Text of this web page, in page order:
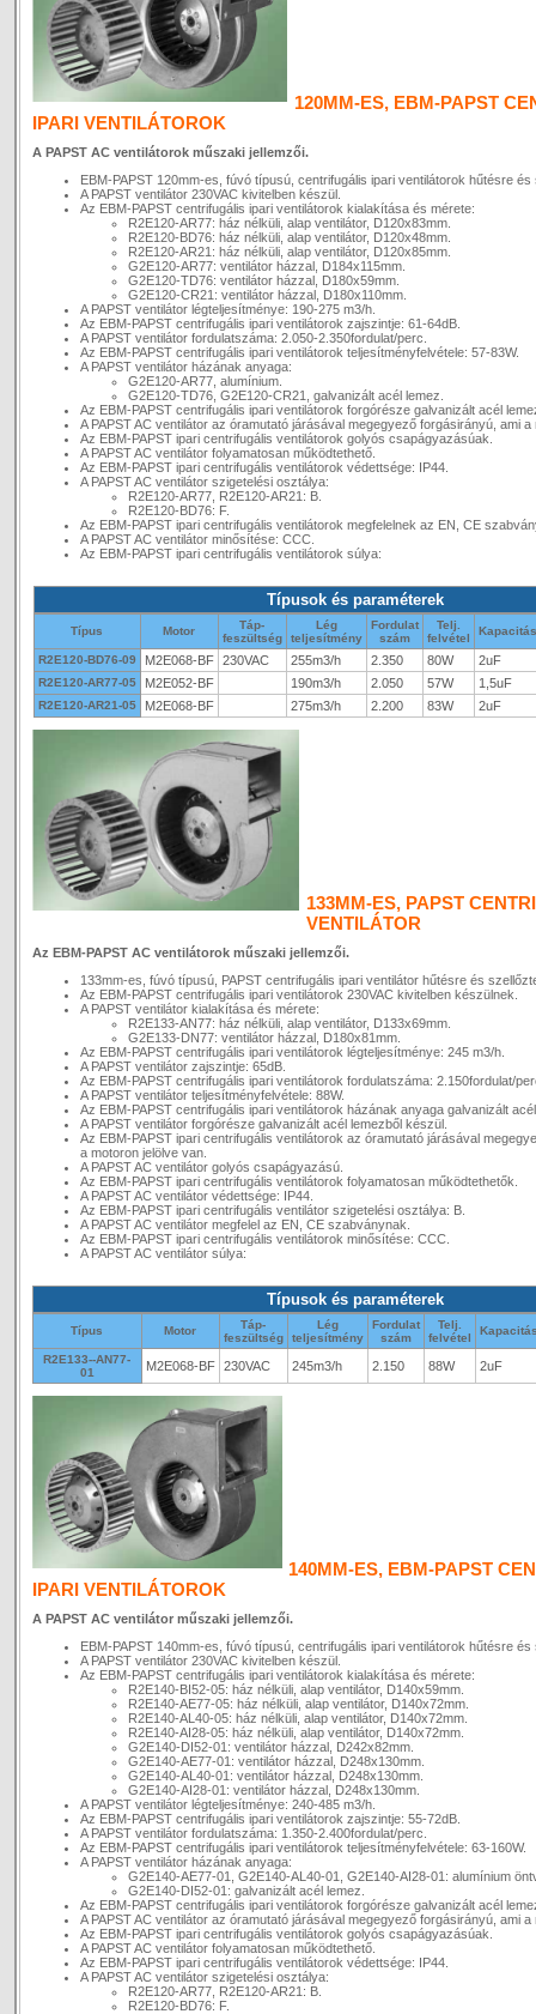
120MM-ES, EBM-PAPST
IPARI VENTILÁTOROK
A PAPST AC ventilátorok műszaki jellemzői.
EBM-PAPST 120mm-es, fúvó típusú, centrifugális ipari ventilátorok hűtésre
A PAPST ventilátor 230VAC kivitelben készül.
Az EBM-PAPST centrifugális ipari ventilátorok kialakítása és mérete:
R2E120-AR77: ház nélküli, alap ventilátor, D120x83mm.
R2E120-BD76: ház nélküli, alap ventilátor, D120x48mm.
R2E120-AR21: ház nélküli, alap ventilátor, D120x85mm.
G2E120-AR77: ventilátor házzal, D184x115mm.
G2E120-TD76: ventilátor házzal, D180x59mm.
G2E120-CR21: ventilátor házzal, D180x110mm.
A PAPST ventilátor légteljesítménye: 190-275 m3/h.
Az EBM-PAPST centrifugális ipari ventilátorok zajszintje: 61-64dB.
A PAPST ventilátor fordulatszáma: 2.050-2.350fordulat/perc.
Az EBM-PAPST centrifugális ipari ventilátorok teljesítményfelvétele: 57-83W.
A PAPST ventilátor házának anyaga:
G2E120-AR77, alumínium.
G2E120-TD76, G2E120-CR21, galvanizált acél lemez.
Az EBM-PAPST centrifugális ipari ventilátorok forgórésze galvanizált acél
A PAPST AC ventilátor az óramutató járásával megegyező forgásirányú, ami
Az EBM-PAPST ipari centrifugális ventilátorok golyós csapágyazásúak.
A PAPST AC ventilátor folyamatosan működtethető.
Az EBM-PAPST ipari centrifugális ventilátorok védettsége: IP44.
A PAPST AC ventilátor szigetelési osztálya:
R2E120-AR77, R2E120-AR21: B.
R2E120-BD76: F.
Az EBM-PAPST ipari centrifugális ventilátorok megfelelnek az EN, CE
A PAPST AC ventilátor minősítése: CCC.
Az EBM-PAPST ipari centrifugális ventilátorok súlya:
Típusok és paraméterek
Típus Motor
Táp-
feszültség
Lég
teljesítmény
Fordulat
szám
Telj.
felvétel
Kapacitás
R2E120-BD76-09 M2E068-BF 230VAC 255m3/h 2.350 80W 2uF
R2E120-AR77-05 M2E052-BF 190m3/h 2.050 57W 1,5uF
R2E120-AR21-05 M2E068-BF 275m3/h 2.200 83W 2uF
133MM-ES, PAPST
VENTILÁTOR
Az EBM-PAPST AC ventilátorok műszaki jellemzői.
133mm-es, fúvó típusú, PAPST centrifugális ipari ventilátor hűtésre és
Az EBM-PAPST centrifugális ipari ventilátorok 230VAC kivitelben készülnek.
A PAPST ventilátor kialakítása és mérete:
R2E133-AN77: ház nélküli, alap ventilátor, D133x69mm.
G2E133-DN77: ventilátor házzal, D180x81mm.
Az EBM-PAPST centrifugális ipari ventilátorok légteljesítménye: 245 m3/h.
A PAPST ventilátor zajszintje: 65dB.
Az EBM-PAPST centrifugális ipari ventilátorok fordulatszáma: 2.150fordulat/
A PAPST ventilátor teljesítményfelvétele: 88W.
Az EBM-PAPST centrifugális ipari ventilátorok házának anyaga galvanizált
A PAPST ventilátor forgórésze galvanizált acél lemezből készül.
Az EBM-PAPST ipari centrifugális ventilátorok az óramutató járásával
a motoron jelölve van.
A PAPST AC ventilátor golyós csapágyazású.
Az EBM-PAPST ipari centrifugális ventilátorok folyamatosan működtethetők.
A PAPST AC ventilátor védettsége: IP44.
Az EBM-PAPST ipari centrifugális ventilátor szigetelési osztálya: B.
A PAPST AC ventilátor megfelel az EN, CE szabványnak.
Az EBM-PAPST ipari centrifugális ventilátorok minősítése: CCC.
A PAPST AC ventilátor súlya:
Típusok és paraméterek
Típus Motor
Táp-
feszültség
Lég
teljesítmény
Fordulat
szám
Telj.
felvétel
R2E133--AN77-
01
M2E068-BF 230VAC 245m3/h 2.150 88W 2uF
140MM-ES, EBM-PAPST
IPARI VENTILÁTOROK
A PAPST AC ventilátor műszaki jellemzői.
EBM-PAPST 140mm-es, fúvó típusú, centrifugális ipari ventilátorok hűtésre
A PAPST ventilátor 230VAC kivitelben készül.
Az EBM-PAPST centrifugális ipari ventilátorok kialakítása és mérete:
R2E140-BI52-05: ház nélküli, alap ventilátor, D140x59mm.
R2E140-AE77-05: ház nélküli, alap ventilátor, D140x72mm.
R2E140-AL40-05: ház nélküli, alap ventilátor, D140x72mm.
R2E140-AI28-05: ház nélküli, alap ventilátor, D140x72mm.
G2E140-DI52-01: ventilátor házzal, D242x82mm.
G2E140-AE77-01: ventilátor házzal, D248x130mm.
G2E140-AL40-01: ventilátor házzal, D248x130mm.
G2E140-AI28-01: ventilátor házzal, D248x130mm.
A PAPST ventilátor légteljesítménye: 240-485 m3/h.
Az EBM-PAPST centrifugális ipari ventilátorok zajszintje: 55-72dB.
A PAPST ventilátor fordulatszáma: 1.350-2.400fordulat/perc.
Az EBM-PAPST centrifugális ipari ventilátorok teljesítményfelvétele: 63-160W.
A PAPST ventilátor házának anyaga:
G2E140-AE77-01, G2E140-AL40-01, G2E140-AI28-01: alumínium
G2E140-DI52-01: galvanizált acél lemez.
Az EBM-PAPST centrifugális ipari ventilátorok forgórésze galvanizált acél
A PAPST AC ventilátor az óramutató járásával megegyező forgásirányú, ami
Az EBM-PAPST ipari centrifugális ventilátorok golyós csapágyazásúak.
A PAPST AC ventilátor folyamatosan működtethető.
Az EBM-PAPST ipari centrifugális ventilátorok védettsége: IP44.
A PAPST AC ventilátor szigetelési osztálya:
R2E120-AR77, R2E120-AR21: B.
R2E120-BD76: F.